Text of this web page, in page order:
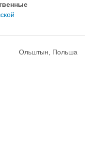
Ольштын, Польша